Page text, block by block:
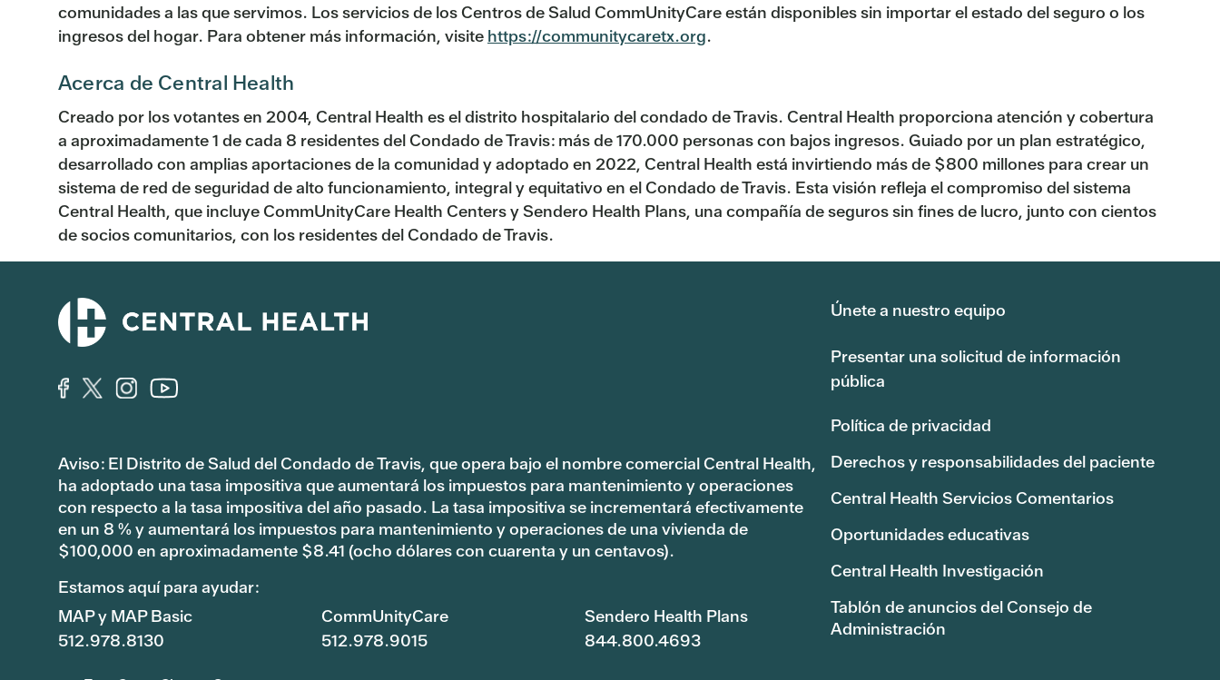
comunidades a las que servimos. Los servicios de los Centros de Salud CommUnityCare están disponibles sin importar el estado del seguro o los
ingresos del hogar. Para obtener más información, visite https://communitycaretx.org.
Acerca de Central Health
Creado por los votantes en 2004, Central Health es el distrito hospitalario del condado de Travis. Central Health proporciona atención y cobertura
a aproximadamente 1 de cada 8 residentes del Condado de Travis: más de 170.000 personas con bajos ingresos. Guiado por un plan estratégico,
desarrollado con amplias aportaciones de la comunidad y adoptado en 2022, Central Health está invirtiendo más de $800 millones para crear un
sistema de red de seguridad de alto funcionamiento, integral y equitativo en el Condado de Travis. Esta visión refleja el compromiso del sistema
Central Health, que incluye CommUnityCare Health Centers y Sendero Health Plans, una compañía de seguros sin fines de lucro, junto con cientos
de socios comunitarios, con los residentes del Condado de Travis.
Aviso: El Distrito de Salud del Condado de Travis, que opera bajo el nombre comercial Central Health,
ha adoptado una tasa impositiva que aumentará los impuestos para mantenimiento y operaciones
con respecto a la tasa impositiva del año pasado. La tasa impositiva se incrementará efectivamente
en un 8 % y aumentará los impuestos para mantenimiento y operaciones de una vivienda de
$100,000 en aproximadamente $8.41 (ocho dólares con cuarenta y un centavos).
Estamos aquí para ayudar:
MAP y MAP Basic
512.978.8130
CommUnityCare
512.978.9015
Sendero Health Plans
844.800.4693
Únete a nuestro equipo
Presentar una solicitud de información
pública
Política de privacidad
Derechos y responsabilidades del paciente
Central Health Servicios Comentarios
Oportunidades educativas
Central Health Investigación
Tablón de anuncios del Consejo de
Administración